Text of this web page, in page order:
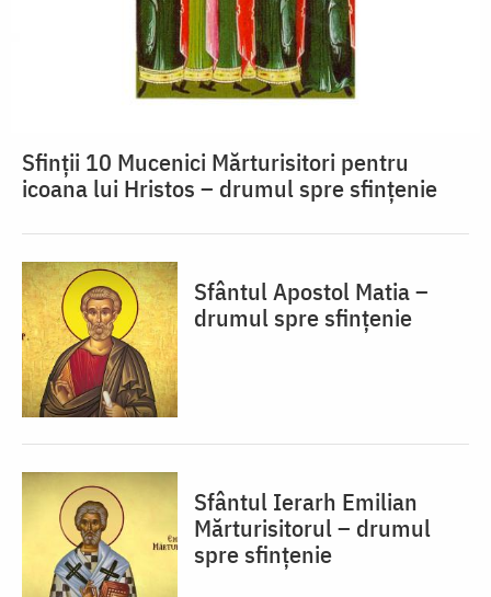
Sfinții 10 Mucenici Mărturisitori pentru
icoana lui Hristos – drumul spre sfințenie
Sfântul Apostol Matia –
drumul spre sfințenie
Sfântul Ierarh Emilian
Mărturisitorul – drumul
spre sfințenie